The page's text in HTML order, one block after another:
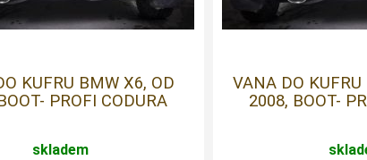
KUFRU BMW X6, OD
PROFI CODURA
skladem
VANA DO
2008, BOOT-